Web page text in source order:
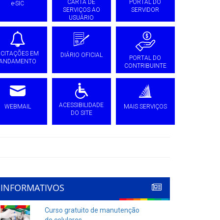
e-SIC
CARTA DE
SERVIÇOS AO
USUÁRIO
PORTAL DO
SERVIDOR
EM
DIÁRIO OFICIAL
PORTAL DO
CONTRIBUINTE
WEBMAIL
ACESSIBILIDADE
DO SITE
MAIS SERVIÇOS
INFORMATIVOS
Curso gratuito de manutenção